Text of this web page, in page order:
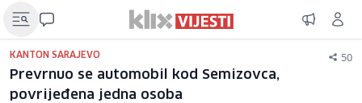
KANTON SARAJEVO 50
Prevrnuo se automobil kod Semizovca,
povrijeđena jedna osoba